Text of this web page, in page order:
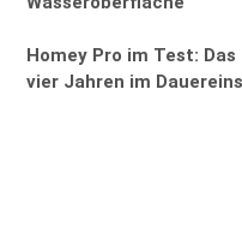
Homey Pro im Test:
vier Jahren im